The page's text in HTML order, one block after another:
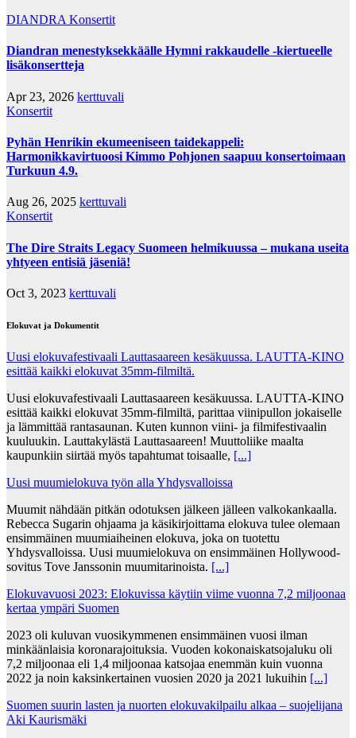
DIANDRA Konsertit
Diandran menestyksekkäälle Hymni rakkaudelle -kiertueelle
lisäkonsertteja
Apr 23, 2026 kerttuvali
Konsertit
Pyhän Henrikin ekumeeniseen taidekappeli:
Harmonikkavirtuoosi Kimmo Pohjonen saapuu konsertoimaan
Turkuun 4.9.
Aug 26, 2025 kerttuvali
Konsertit
The Dire Straits Legacy Suomeen helmikuussa – mukana useita
yhtyeen entisiä jäseniä!
Oct 3, 2023 kerttuvali
Elokuvat ja Dokumentit
Uusi elokuvafestivaali Lauttasaareen kesäkuussa. LAUTTA-KINO
esittää kaikki elokuvat 35mm-filmiltä.
Uusi elokuvafestivaali Lauttasaareen kesäkuussa. LAUTTA-KINO
esittää kaikki elokuvat 35mm-filmiltä, parittaa viinipullon jokaiselle
ja lämmittää rantasaunan. Kuten kunnon viini- ja filmifestivaalin
kuuluukin. Lauttakylästä Lauttasaareen! Muuttoliike maalta
kaupunkiin siirtää myös tapahtumat toisaalle, [...]
Uusi muumielokuva työn alla Yhdysvalloissa
Muumit nähdään pitkän odotuksen jälkeen jälleen valkokankaalla.
Rebecca Sugarin ohjaama ja käsikirjoittama elokuva tulee olemaan
ensimmäinen muumiaiheinen elokuva, joka on tuotettu
Yhdysvalloissa. Uusi muumielokuva on ensimmäinen Hollywood-
sovitus Tove Janssonin muumitarinoista. [...]
Elokuvavuosi 2023: Elokuvissa käytiin viime vuonna 7,2 miljoonaa
kertaa ympäri Suomen
2023 oli kuluvan vuosikymmenen ensimmäinen vuosi ilman
minkäänlaisia koronarajoituksia. Vuoden kokonaiskatsojaluku oli
7,2 miljoonaa eli 1,4 miljoonaa katsojaa enemmän kuin vuonna
2022 ja noin kaksinkertainen vuosien 2020 ja 2021 lukuihin [...]
Suomen suurin lasten ja nuorten elokuvakilpailu alkaa – suojelijana
Aki Kaurismäki